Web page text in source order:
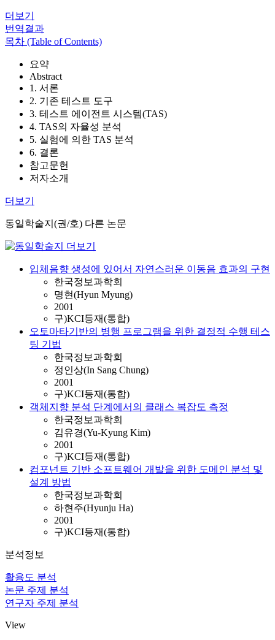
더보기
번역결과
목차 (Table of Contents)
요약
Abstract
1. 서론
2. 기존 테스트 도구
3. 테스트 에이전트 시스템(TAS)
4. TAS의 자율성 분석
5. 실험에 의한 TAS 분석
6. 결론
참고문헌
저자소개
더보기
동일학술지(권/호) 다른 논문
입체음향 생성에 있어서 자연스러운 이동음 효과의 구현
한국정보과학회
명현(Hyun Myung)
2001
구)KCI등재(통합)
오토마타기반의 병행 프로그램을 위한 결정적 수행 테스
팅 기법
한국정보과학회
정인상(In Sang Chung)
2001
구)KCI등재(통합)
객체지향 분석 단계에서의 클래스 복잡도 측정
한국정보과학회
김유경(Yu-Kyung Kim)
2001
구)KCI등재(통합)
컴포넌트 기반 소프트웨어 개발을 위한 도메인 분석 및
설계 방법
한국정보과학회
하현주(Hyunju Ha)
2001
구)KCI등재(통합)
분석정보
활용도 분석
논문 주제 분석
연구자 주제 분석
View